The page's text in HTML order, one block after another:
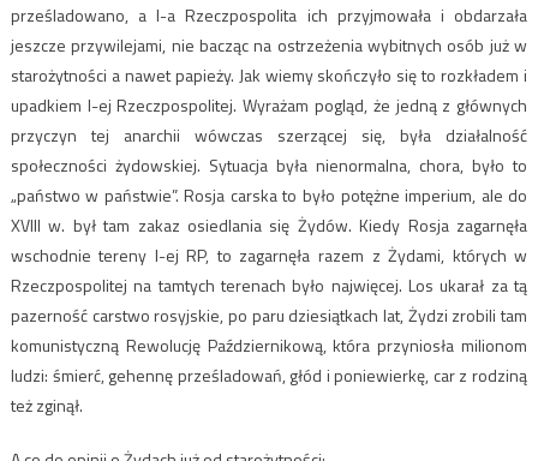
prześladowano, a I-a Rzeczpospolita ich przyjmowała i obdarzała
jeszcze przywilejami, nie bacząc na ostrzeżenia wybitnych osób już w
starożytności a nawet papieży. Jak wiemy skończyło się to rozkładem i
upadkiem I-ej Rzeczpospolitej. Wyrażam pogląd, że jedną z głównych
przyczyn tej anarchii wówczas szerzącej się, była działalność
społeczności żydowskiej. Sytuacja była nienormalna, chora, było to
„państwo w państwie”. Rosja carska to było potężne imperium, ale do
XVIII w. był tam zakaz osiedlania się Żydów. Kiedy Rosja zagarnęła
wschodnie tereny I-ej RP, to zagarnęła razem z Żydami, których w
Rzeczpospolitej na tamtych terenach było najwięcej. Los ukarał za tą
pazerność carstwo rosyjskie, po paru dziesiątkach lat, Żydzi zrobili tam
komunistyczną Rewolucję Październikową, która przyniosła milionom
ludzi: śmierć, gehennę prześladowań, głód i poniewierkę, car z rodziną
też zginął.